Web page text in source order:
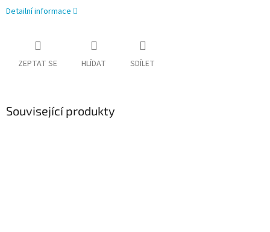
Detailní informace
ZEPTAT SE HLÍDAT SDÍLET
Související produkty